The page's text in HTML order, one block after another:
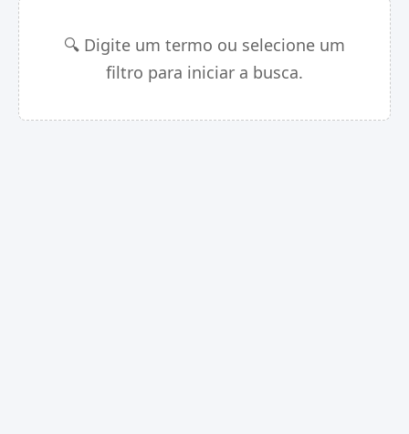
🔍 Digite um termo ou selecione um
filtro para iniciar a busca.